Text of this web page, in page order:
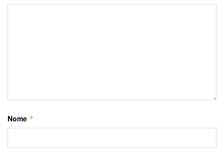
Nome *